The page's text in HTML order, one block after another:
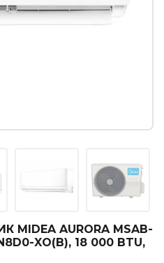
- вода
AURORA MSAB-
XO(B), 18 000 BTU,